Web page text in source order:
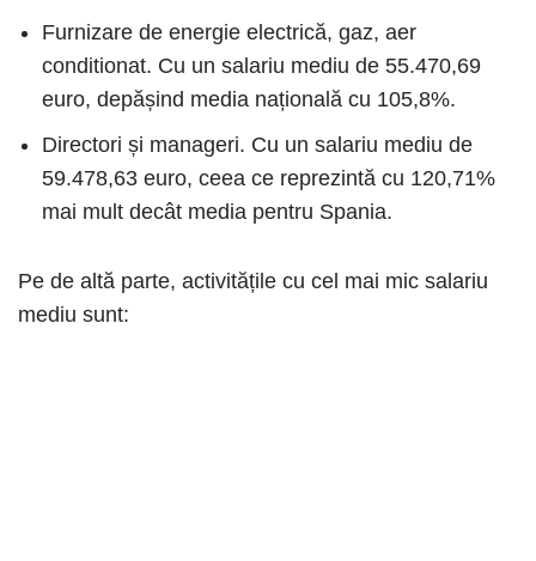
Furnizare de energie electrică, gaz, aer
conditionat. Cu un salariu mediu de 55.470,69
euro, depășind media națională cu 105,8%.
Directori și manageri. Cu un salariu mediu de
59.478,63 euro, ceea ce reprezintă cu 120,71%
mai mult decât media pentru Spania.
Pe de altă parte, activitățile cu cel mai mic salariu
mediu sunt: